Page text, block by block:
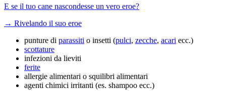
E se il tuo cane nascondesse un vero eroe?
→ Rivelando il suo eroe
punture di parassiti o insetti (pulci, zecche, acari ecc.)
scottature
infezioni da lieviti
ferite
allergie alimentari o squilibri alimentari
agenti chimici irritanti (es. shampoo ecc.)